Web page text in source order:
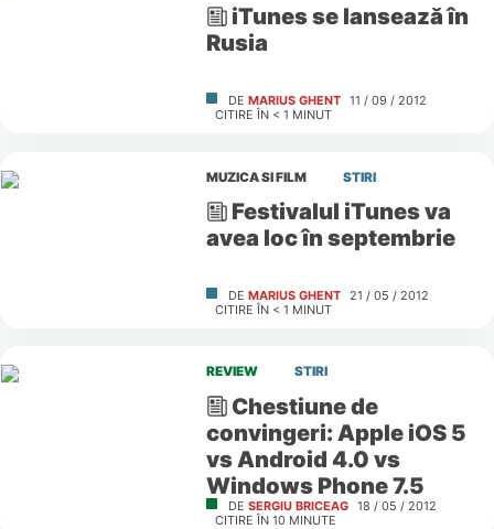
iTunes se lansează în
Rusia
DE MARIUS GHENT 11 / 09 / 2012
CITIRE ÎN < 1 MINUT
MUZICA SI FILM STIRI
Festivalul iTunes va
avea loc în septembrie
DE MARIUS GHENT
21 / 05 / 2012
CITIRE ÎN < 1 MINUT
REVIEW STIRI
Chestiune de
convingeri: Apple iOS 5
vs Android 4.0 vs
Windows Phone 7.5
DE SERGIU BRICEAG 18 / 05 / 2012
CITIRE ÎN 10 MINUTE